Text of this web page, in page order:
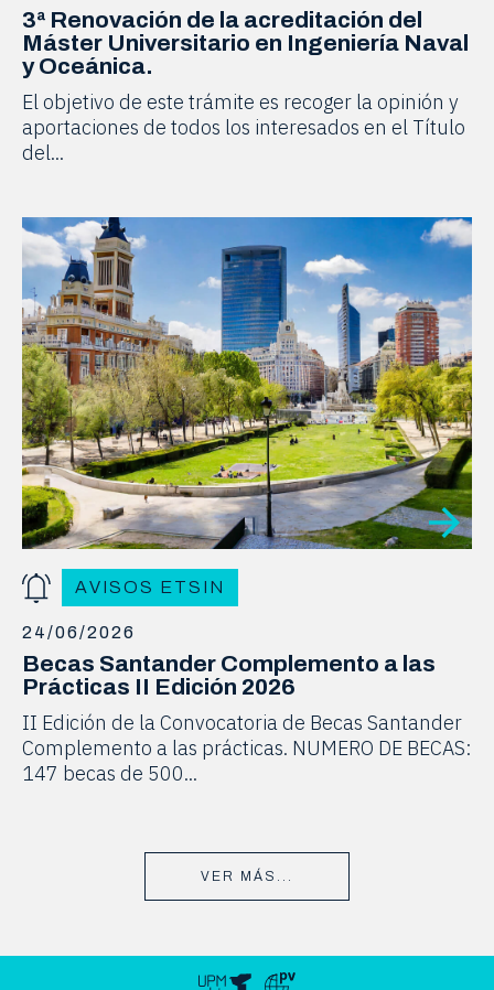
3ª Renovación de la acreditación del
Máster Universitario en Ingeniería Naval
y Oceánica.
El objetivo de este trámite es recoger la opinión y
aportaciones de todos los interesados en el Título
del...
AVISOS ETSIN
24/06/2026
Becas Santander Complemento a las
Prácticas II Edición 2026
II Edición de la Convocatoria de Becas Santander
Complemento a las prácticas. NUMERO DE BECAS:
147 becas de 500...
VER MÁS...